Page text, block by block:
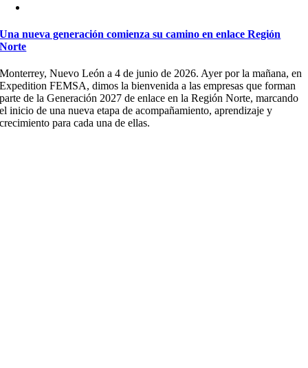
Una nueva generación comienza su camino en enlace Región
Norte
Monterrey, Nuevo León a 4 de junio de 2026. Ayer por la mañana, en
Expedition FEMSA, dimos la bienvenida a las empresas que forman
parte de la Generación 2027 de enlace en la Región Norte, marcando
el inicio de una nueva etapa de acompañamiento, aprendizaje y
crecimiento para cada una de ellas.